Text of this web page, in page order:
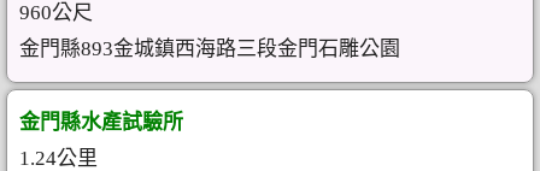
960公尺
金門縣893金城鎮西海路三段金門石雕公園
金門縣水產試驗所
1.24公里